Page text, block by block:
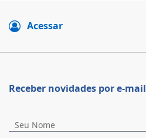
Acessar
Receber novidades por e-mail